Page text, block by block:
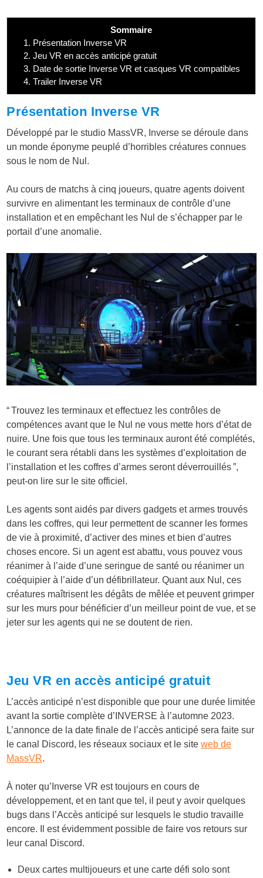
Sommaire
1. Présentation Inverse VR
2. Jeu VR en accès anticipé gratuit
3. Date de sortie Inverse VR et casques VR compatibles
4. Trailer Inverse VR
Présentation Inverse VR
Développé par le studio MassVR, Inverse se déroule dans
un monde éponyme peuplé d’horribles créatures connues
sous le nom de Nul.
Au cours de matchs à cinq joueurs, quatre agents doivent
survivre en alimentant les terminaux de contrôle d’une
installation et en empêchant les Nul de s’échapper par le
portail d’une anomalie.
“ Trouvez les terminaux et effectuez les contrôles de
compétences avant que le Nul ne vous mette hors d’état de
nuire. Une fois que tous les terminaux auront été complétés,
le courant sera rétabli dans les systèmes d’exploitation de
l’installation et les coffres d’armes seront déverrouillés ”,
peut-on lire sur le site officiel.
Les agents sont aidés par divers gadgets et armes trouvés
dans les coffres, qui leur permettent de scanner les formes
de vie à proximité, d’activer des mines et bien d’autres
choses encore. Si un agent est abattu, vous pouvez vous
réanimer à l’aide d’une seringue de santé ou réanimer un
coéquipier à l’aide d’un défibrillateur. Quant aux Nul, ces
créatures maîtrisent les dégâts de mêlée et peuvent grimper
sur les murs pour bénéficier d’un meilleur point de vue, et se
jeter sur les agents qui ne se doutent de rien.
Jeu VR en accès anticipé gratuit
L’accès anticipé n’est disponible que pour une durée limitée
avant la sortie complète d’INVERSE à l’automne 2023.
L’annonce de la date finale de l’accès anticipé sera faite sur
le canal Discord, les réseaux sociaux et le siteweb de
MassVR.
À noter qu’Inverse VR est toujours en cours de
développement, et en tant que tel, il peut y avoir quelques
bugs dans l’Accès anticipé sur lesquels le studio travaille
encore. Il est évidemment possible de faire vos retours sur
leur canal Discord.
Deux cartes multijoueurs et une carte défi solo sont